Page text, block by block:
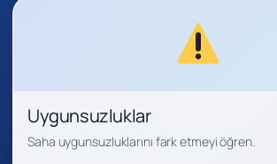
Uygunsuzluklar
Saha uygunsuzluklarını fark etmeyi öğren.